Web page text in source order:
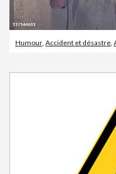
Humour, Accident et désastre,